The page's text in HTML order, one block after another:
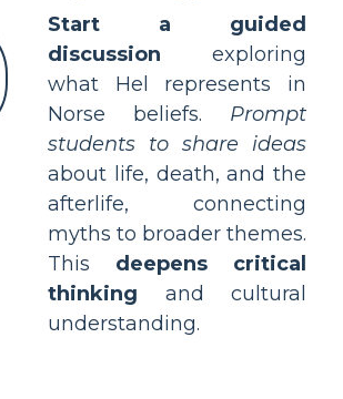
Start a guided
discussion exploring
what Hel represents in
Norse beliefs. Prompt
students to share ideas
about life, death, and the
afterlife, connecting
myths to broader themes.
This deepens critical
thinking and cultural
understanding.